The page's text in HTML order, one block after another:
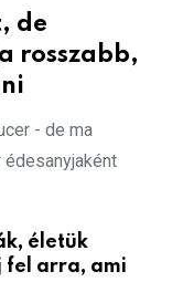
de
rosszabb,
- de ma
életük
fel arra, ami